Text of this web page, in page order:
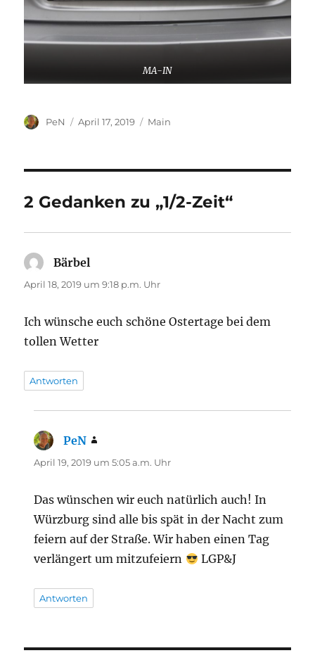
MA-IN
Autor
PeN
Veröffentlicht
April 17, 2019 Kategorien
Main
2 Gedanken zu „1/2-Zeit“
Bärbel
April 18, 2019 um 9:18 p.m. Uhr
Ich wünsche euch schöne Ostertage bei dem
tollen Wetter
Antworten
PeN
April 19, 2019 um 5:05 a.m. Uhr
Das wünschen wir euch natürlich auch! In
Würzburg sind alle bis spät in der Nacht zum
feiern auf der Straße. Wir haben einen Tag
verlängert um mitzufeiern
LGP&J
Antworten